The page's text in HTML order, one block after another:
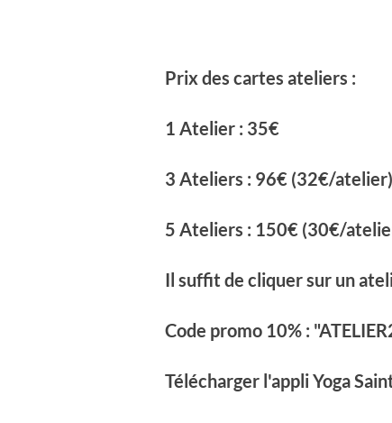
Prix des cartes ateliers :
1 Atelier : 35€
3 Ateliers : 96€ (32€/atelier)
5 Ateliers : 150€ (30€/
Il suffit de cliquer sur un
Code promo 10% :
Télécharger l'appli Yoga